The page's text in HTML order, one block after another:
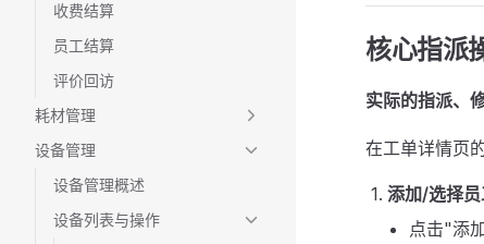
收费结算
员工结算
评价回访
耗材管理
设备管理
设备管理概述
设备列表与操作
核心指派
实际的指派、
在工单详情页
添加/选择
点击"添